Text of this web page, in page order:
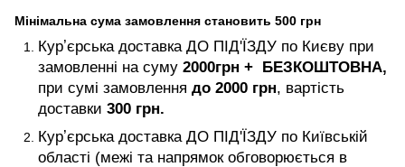
Мінімальна сума замовлення становить 500 грн
Курʼєрська доставка ДО ПІД'ЇЗДУ по Києву при
замовленні на суму 2000грн + БЕЗКОШТОВНА,
при сумі замовлення до 2000 грн, вартість
доставки 300 грн.
Курʼєрська доставка ДО ПІД'ЇЗДУ по Київській
області (межі та напрямок обговорюється в